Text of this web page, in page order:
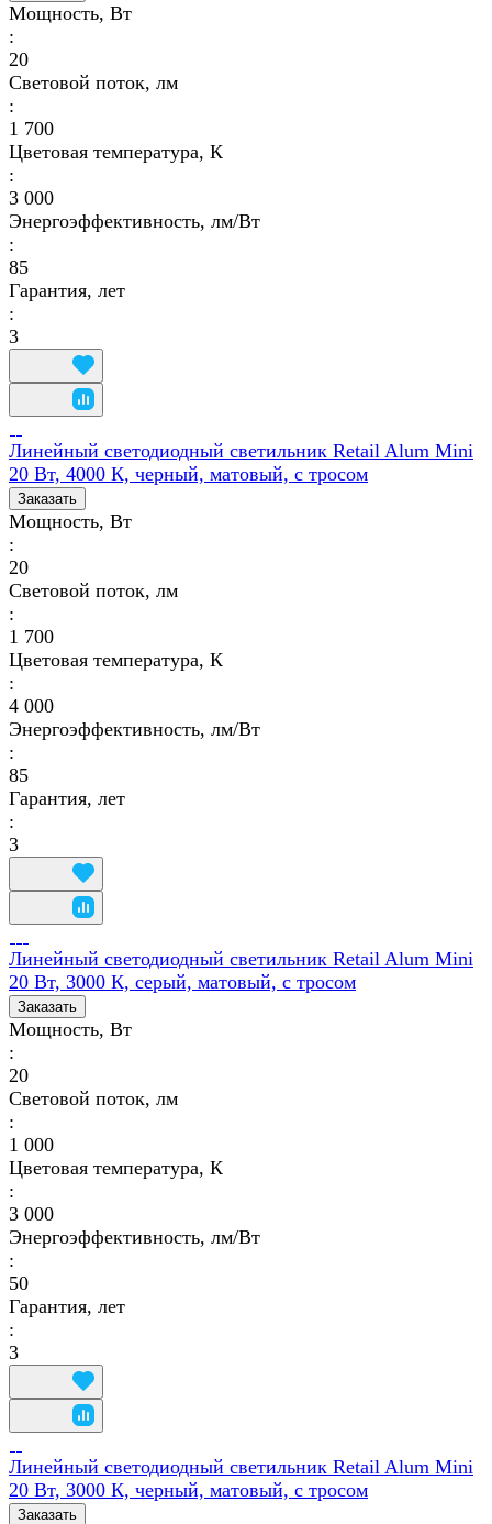
Мощность, Вт
:
20
Световой поток, лм
:
1 700
Цветовая температура, К
:
3 000
Энергоэффективность, лм/Вт
:
85
Гарантия, лет
:
3
Линейный светодиодный светильник Retail Alum Mini
20 Вт, 4000 К, черный, матовый, с тросом
Заказать
Мощность, Вт
:
20
Световой поток, лм
:
1 700
Цветовая температура, К
:
4 000
Энергоэффективность, лм/Вт
:
85
Гарантия, лет
:
3
Линейный светодиодный светильник Retail Alum Mini
20 Вт, 3000 К, серый, матовый, с тросом
Заказать
Мощность, Вт
:
20
Световой поток, лм
:
1 000
Цветовая температура, К
:
3 000
Энергоэффективность, лм/Вт
:
50
Гарантия, лет
:
3
Линейный светодиодный светильник Retail Alum Mini
20 Вт, 3000 К, черный, матовый, с тросом
Заказать